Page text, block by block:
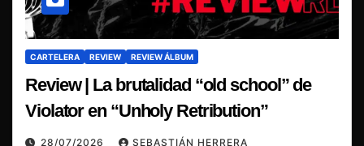
CARTELERA REVIEW REVIEW ÁLBUM
Review | La brutalidad “old school” de
Violator en “Unholy Retribution”
28/07/2026 SEBASTIÁN HERRERA